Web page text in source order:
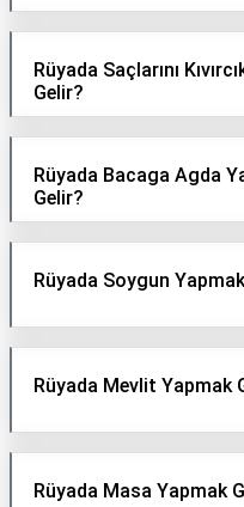
Eş
Gelin
Hamile
Kardeş
Sevgili
Siyah
Yemek
Yılan
Rüyada Saçlarını
Gelir?
Rüyada Bacaga Agda
Gelir?
Rüyada Soygun
Rüyada Mevlit Yapmak
Rüyada Masa Yapmak